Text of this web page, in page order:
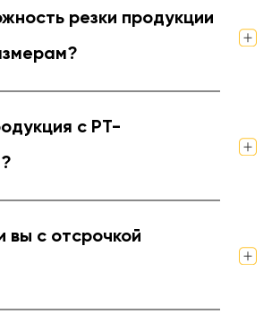
резки продукции
с РТ-
вы с отсрочкой